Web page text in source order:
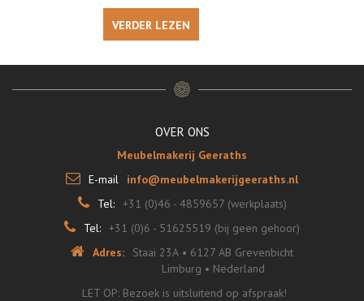
VERDER LEZEN
OVER ONS
Meubelmakerij Geeraths
E-mail
info@meubelmakerijgeeraths.nl
Tel: +31 (0)46 - 4859657 (werkplaats)
Tel: +31 (0)6 - 51625519 (bij geen gehoor)
Adres:
Staai 23A • 6127 AB Grevenbicht
Limburg • Nederland
LET OP: Bezoek is uitsluitend op afspraak!